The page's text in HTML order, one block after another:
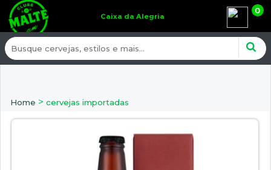
Caixa da Alegria
0
Home > cervejas importadas